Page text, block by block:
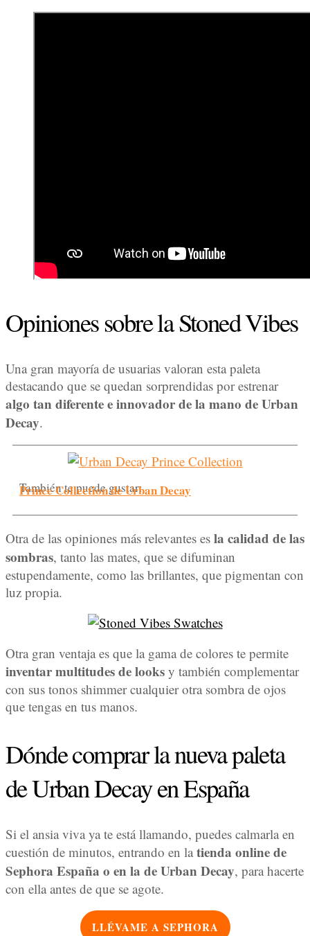
Opiniones sobre la Stoned Vibes
Una gran mayoría de usuarias valoran esta paleta
destacando que se quedan sorprendidas por estrenar
algo tan diferente e innovador de la mano de Urban
Decay.
También te puede gustar:
Prince Collection de Urban Decay
Otra de las opiniones más relevantes es la calidad de las
sombras, tanto las mates, que se difuminan
estupendamente, como las brillantes, que pigmentan con
luz propia.
Otra gran ventaja es que la gama de colores te permite
inventar multitudes de looks y también complementar
con sus tonos shimmer cualquier otra sombra de ojos
que tengas en tus manos.
Dónde comprar la nueva paleta
de Urban Decay en España
Si el ansia viva ya te está llamando, puedes calmarla en
cuestión de minutos, entrando en la tienda online de
Sephora España o en la de Urban Decay, para hacerte
con ella antes de que se agote.
LLÉVAME A SEPHORA